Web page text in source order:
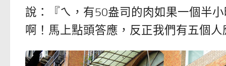
說：『ㄟ，有50盎司的肉如果一個半
啊！馬上點頭答應，反正我們有五個